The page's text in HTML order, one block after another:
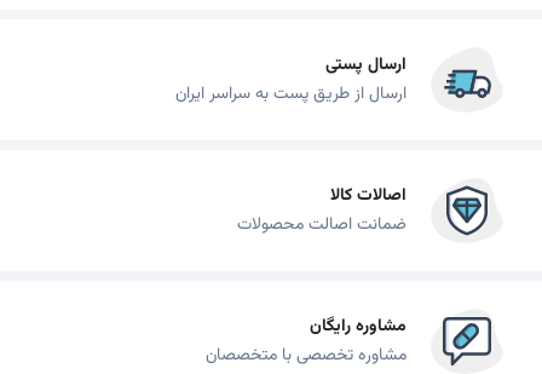
ارسال پستی
ارسال از طریق پست به سراسر ایران
اصالات کالا
ضمانت اصالت محصولات
مشاوره رایگان
مشاوره تخصصی با متخصصان